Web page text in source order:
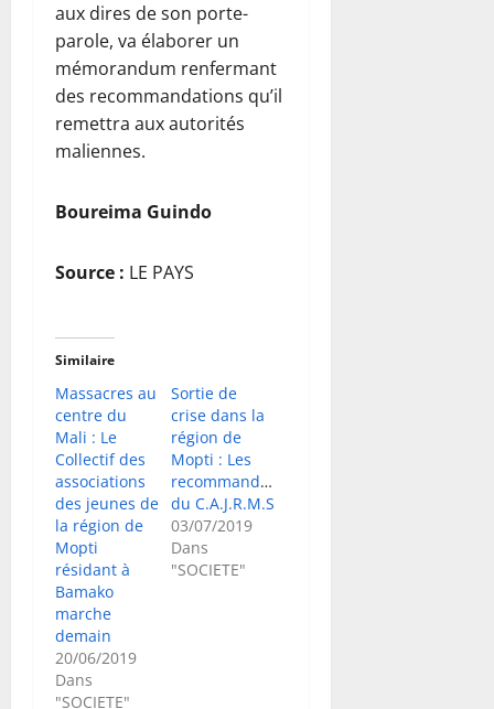
aux dires de son porte-
parole, va élaborer un
mémorandum renfermant
des recommandations qu’il
remettra aux autorités
maliennes.
Boureima Guindo
Source : LE PAYS
Similaire
Massacres au
centre du
Mali : Le
Collectif des
associations
des jeunes de
la région de
Mopti
résidant à
Bamako
marche
demain
20/06/2019
Dans
"SOCIETE"
Sortie de
crise dans la
région de
Mopti : Les
recommandations
du C.A.J.R.M.S
03/07/2019
Dans
"SOCIETE"